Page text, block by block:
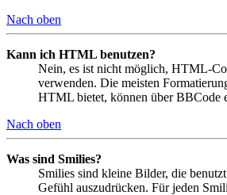
Nach oben
Kann ich HTML benutzen?
Nein, es ist nicht möglich, HTML-
verwenden. Die meisten
HTML bietet, können über BBCode
Nach oben
Was sind Smilies?
Smilies sind kleine Bilder, die
Gefühl auszudrücken. Für jeden